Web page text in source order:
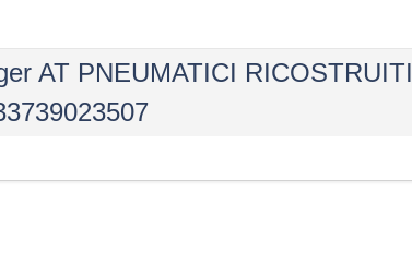
AT PNEUMATICI RICOSTRUITI